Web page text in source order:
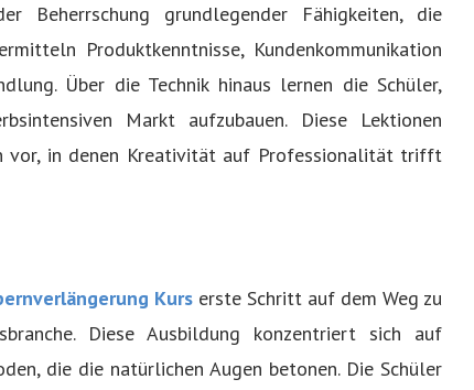
Beherrschung grundlegender Fähigkeiten, die
Produktkenntnisse, Kundenkommunikation
Über die Technik hinaus lernen die Schüler,
Markt aufzubauen. Diese Lektionen
vor, in denen Kreativität auf Professionalität trifft
Kurserste Schritt auf dem Weg zu
Diese Ausbildung konzentriert sich auf
die die natürlichen Augen betonen. Die Schüler